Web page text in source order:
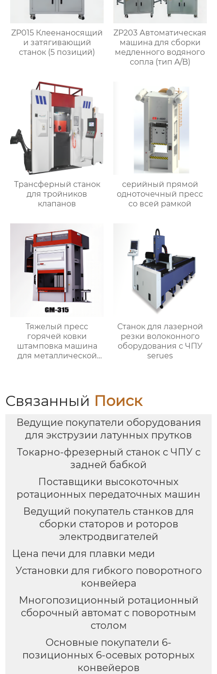
ZP015 Клеенаносящий
и затягивающий
станок (5 позиций)
ZP203 Автоматическая
машина для сборки
медленного водяного
сопла (тип A/B)
Трансферный станок
для тройников
клапанов
серийный прямой
одноточечный пресс
со всей рамкой
Тяжелый пресс
горячей ковки
штамповка машина
для металлической
Станок для лазерной
резки волоконного
оборудования с ЧПУ
serues
Связанный Поиск
Ведущие покупатели оборудования
для экструзии латунных прутков
Токарно-фрезерный станок с ЧПУ с
задней бабкой
Поставщики высокоточных
ротационных передаточных машин
Ведущий покупатель станков для
сборки статоров и роторов
электродвигателей
Цена печи для плавки меди
Установки для гибкого поворотного
конвейера
Многопозиционный ротационный
сборочный автомат с поворотным
столом
Основные покупатели 6-
позиционных 6-осевых роторных
конвейеров